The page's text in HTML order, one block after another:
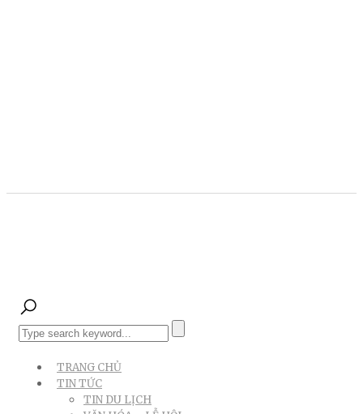
TRANG CHỦ
TIN TỨC
TIN DU LỊCH